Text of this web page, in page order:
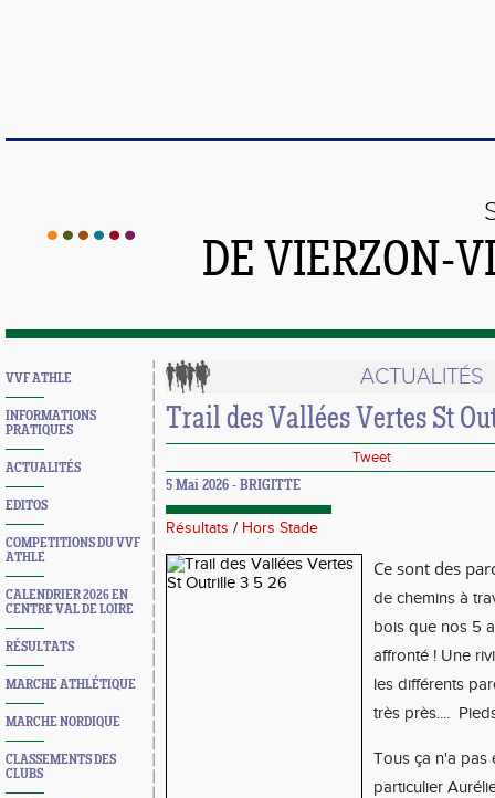
DE VIERZON-
VVF ATHLE
INFORMATIONS
PRATIQUES
ACTUALITÉS
EDITOS
COMPETITIONS DU VVF
ATHLE
CALENDRIER 2026 EN
CENTRE VAL DE LOIRE
RÉSULTATS
MARCHE ATHLÉTIQUE
MARCHE NORDIQUE
CLASSEMENTS DES
CLUBS
ACTUALITÉS
Trail des Vallées Vertes St
Tweet
5 Mai 2026 - BRIGITTE
Résultats / Hors Stade
Ce sont des
de chemins à
bois que nos 5
affronté ! Une
les différents
très près....
Tous ça n'a pas
particulier